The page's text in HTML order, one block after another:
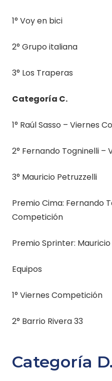
1° Voy en bici
2° Grupo italiana
3° Los Traperas
Categoría C.
1° Raúl Sasso – Viernes
2° Fernando Togninelli –
3° Mauricio Petruzzelli
Premio Cima: Fernando
Competición
Premio Sprinter:
Equipos
1° Viernes Competición
2° Barrio Rivera 33
Categoría D.